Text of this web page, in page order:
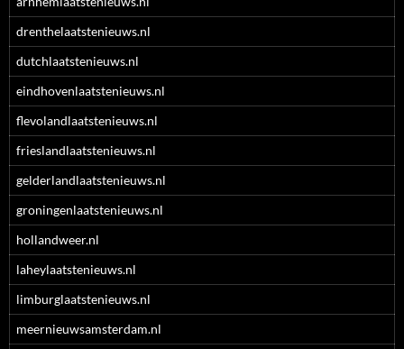
drenthelaatstenieuws.nl
dutchlaatstenieuws.nl
eindhovenlaatstenieuws.nl
flevolandlaatstenieuws.nl
frieslandlaatstenieuws.nl
gelderlandlaatstenieuws.nl
groningenlaatstenieuws.nl
hollandweer.nl
laheylaatstenieuws.nl
limburglaatstenieuws.nl
meernieuwsamsterdam.nl